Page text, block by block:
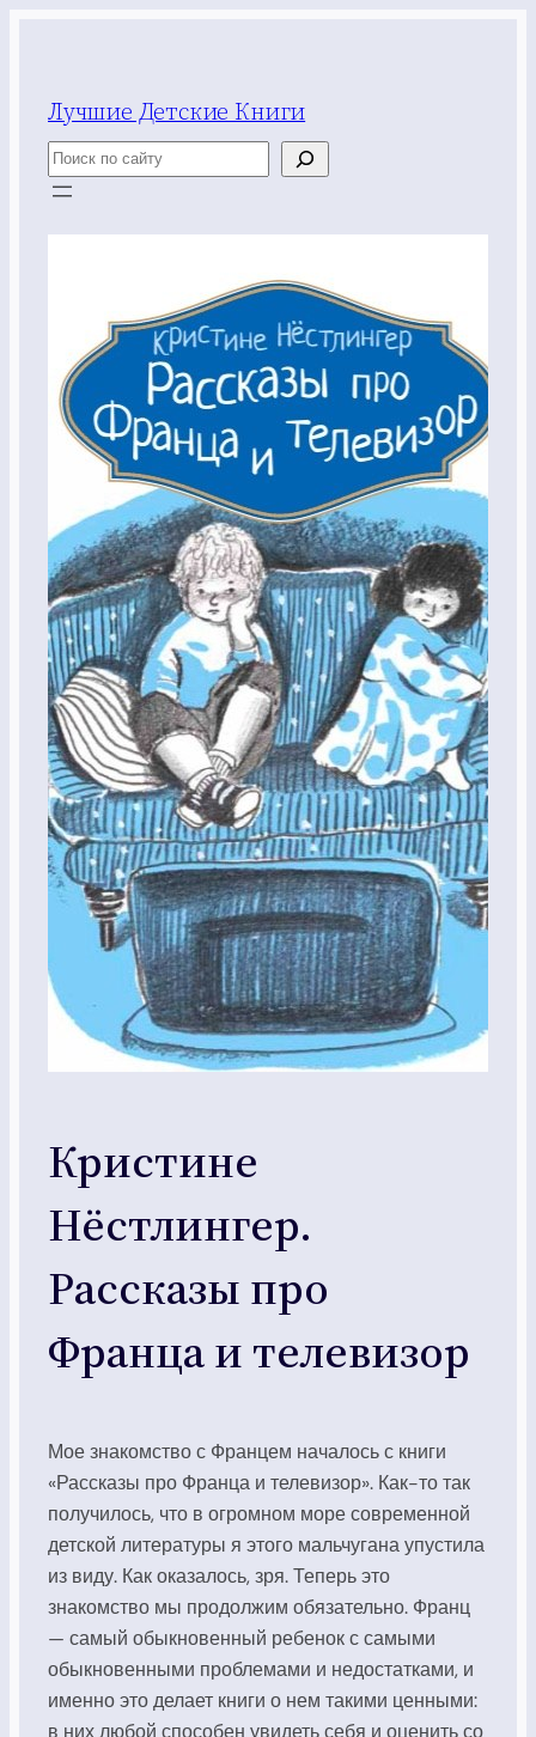
Лучшие Детские Книги
Поиск
Кристине
Нёстлингер.
Рассказы про
Франца и телевизор
Мое знакомство с Францем началось с книги
«Рассказы про Франца и телевизор». Как-то так
получилось, что в огромном море современной
детской литературы я этого мальчугана упустила
из виду. Как оказалось, зря. Теперь это
знакомство мы продолжим обязательно. Франц
— самый обыкновенный ребенок с самыми
обыкновенными проблемами и недостатками, и
именно это делает книги о нем такими ценными:
в них любой способен увидеть себя и оценить со